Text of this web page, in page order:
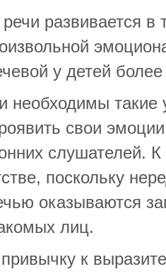
развивается в
у детей
необходимы такие
свои
слушателей.
поскольку
оказываются
лиц.
к